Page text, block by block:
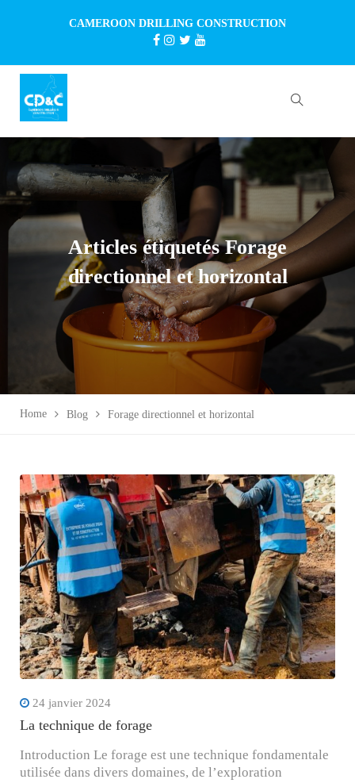
CAMEROON DRILLING CONSTRUCTION
Articles étiquetés Forage
directionnel et horizontal
Home Blog Forage directionnel et horizontal
24 janvier 2024
La technique de forage
Introduction Le forage est une technique fondamentale
utilisée dans divers domaines, de l’exploration